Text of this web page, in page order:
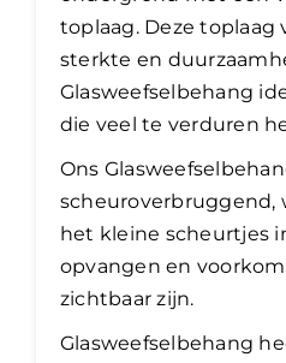
toplaag. Deze toplaag
sterkte en
Glasweefselbehang
die veel te verduren
Ons
scheuroverbruggend,
het kleine scheurtjes
opvangen en
zichtbaar zijn.
Glasweefselbehang